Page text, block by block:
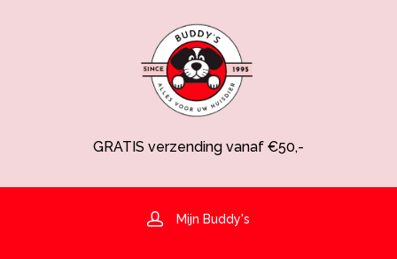
GRATIS verzending vanaf €50,-
Spaarsysteem voor korting!
GRATIS bezorging in de regio
Mijn Buddy's